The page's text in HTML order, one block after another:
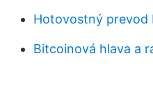
Hotovostný prevod
Bitcoinová hlava a